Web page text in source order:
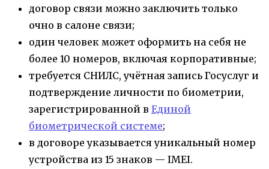
договор связи можно заключить только
очно в салоне связи;
один человек может оформить на себя не
более 10 номеров, включая корпоративные;
требуется СНИЛС, учётная запись Госуслуг и
подтверждение личности по биометрии,
зарегистрированной в Единой
биометрической системе;
в договоре указывается уникальный номер
устройства из 15 знаков — IMEI.